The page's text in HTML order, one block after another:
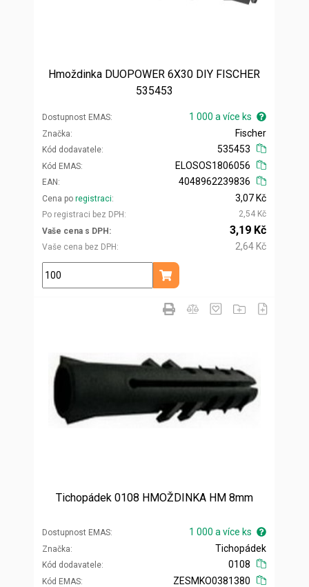
Hmoždinka DUOPOWER 6X30 DIY FISCHER
535453
Dostupnost EMAS 1 000 a více ks
Značka
Kód dodavatele
Fischer
535453
Kód EMAS
EAN
ELOSOS1806056
4048962239836
Cena po registraci
Po registraci bez DPH
3,07 Kč
2,54 Kč
Vaše cena s DPH
Vaše cena bez DPH
3,19 Kč
2,64 Kč
ks
Přidat do košíku
Tichopádek 0108 HMOŽDINKA HM 8mm
Dostupnost EMAS 1 000 a více ks
Značka
Kód dodavatele
Tichopádek
0108
Kód EMAS
ZESMKO0381380